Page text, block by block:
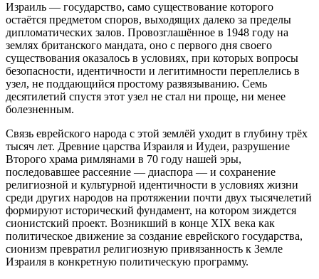
Израиль — государство, само существование которого
остаётся предметом споров, выходящих далеко за пределы
дипломатических залов. Провозглашённое в 1948 году на
землях британского мандата, оно с первого дня своего
существования оказалось в условиях, при которых вопросы
безопасности, идентичности и легитимности переплелись в
узел, не поддающийся простому развязыванию. Семь
десятилетий спустя этот узел не стал ни проще, ни менее
болезненным.
Связь еврейского народа с этой землёй уходит в глубину трёх
тысяч лет. Древние царства Израиля и Иудеи, разрушение
Второго храма римлянами в 70 году нашей эры,
последовавшее рассеяние — диаспора — и сохранение
религиозной и культурной идентичности в условиях жизни
среди других народов на протяжении почти двух тысячелетий
формируют исторический фундамент, на котором зиждется
сионистский проект. Возникший в конце XIX века как
политическое движение за создание еврейского государства,
сионизм превратил религиозную привязанность к Земле
Израиля в конкретную политическую программу.